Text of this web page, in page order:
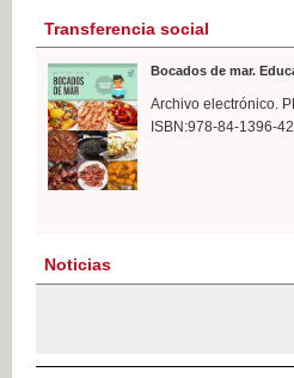
Transferencia social
Bocados de mar.
Archivo electrónico.
ISBN:978-84-1396-
Noticias